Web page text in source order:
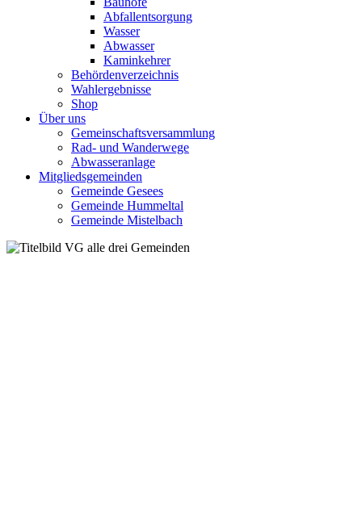
Abfallentsorgung
Wasser
Abwasser
Kaminkehrer
Behördenverzeichnis
Wahlergebnisse
Shop
Über uns
Gemeinschaftsversammlung
Rad- und Wanderwege
Abwasseranlage
Mitgliedsgemeinden
Gemeinde Gesees
Gemeinde Hummeltal
Gemeinde Mistelbach